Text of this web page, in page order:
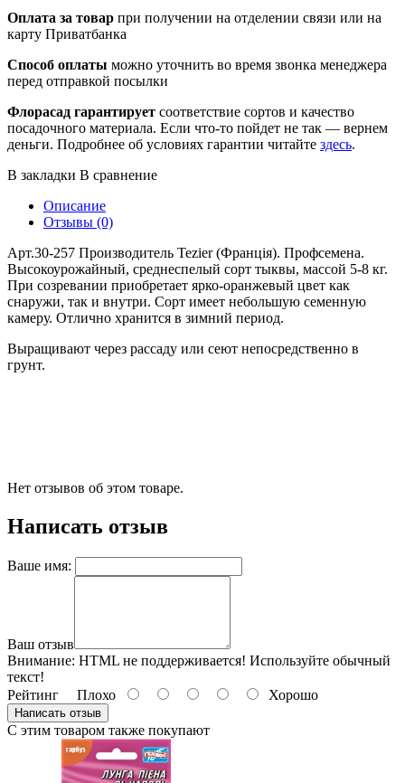
Оплата за товар при получении на отделении связи или на
карту Приватбанка
Способ оплаты можно уточнить во время звонка менеджера
перед отправкой посылки
Флорасад гарантирует соответствие сортов и качество
посадочного материала. Если что-то пойдет не так — вернем
деньги. Подробнее об условиях гарантии читайте здесь.
В закладки В сравнение
Описание
Отзывы (0)
Арт.30-257 Производитель Tezier (Франція). Профсемена.
Высокоурожайный, среднеспелый сорт тыквы, массой 5-8 кг.
При созревании приобретает ярко-оранжевый цвет как
снаружи, так и внутри. Сорт имеет небольшую семенную
камеру. Отлично хранится в зимний период.
Выращивают через рассаду или сеют непосредственно в
грунт.
Нет отзывов об этом товаре.
Написать отзыв
Ваше имя:
Ваш отзыв
Внимание: HTML не поддерживается! Используйте обычный
текст!
Рейтинг Плохо Хорошо
Написать отзыв
С этим товаром также покупают